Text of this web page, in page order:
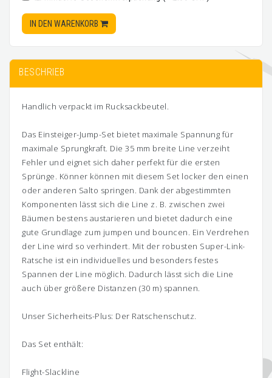
IN DEN WARENKORB
BESCHRIEB
Handlich verpackt im Rucksackbeutel.
Das Einsteiger-Jump-Set bietet maximale Spannung für
maximale Sprungkraft. Die 35 mm breite Line verzeiht
Fehler und eignet sich daher perfekt für die ersten
Sprünge. Könner können mit diesem Set locker den einen
oder anderen Salto springen. Dank der abgestimmten
Komponenten lässt sich die Line z. B. zwischen zwei
Bäumen bestens austarieren und bietet dadurch eine
gute Grundlage zum jumpen und bouncen. Ein Verdrehen
der Line wird so verhindert. Mit der robusten Super-Link-
Ratsche ist ein individuelles und besonders festes
Spannen der Line möglich. Dadurch lässt sich die Line
auch über größere Distanzen (30 m) spannen.
Unser Sicherheits-Plus: Der Ratschenschutz.
Das Set enthält:
Flight-Slackline